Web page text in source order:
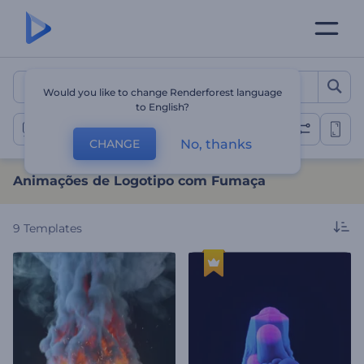
Animações de Logotipo
Apresentação de Logotipo com Fumaça
Animações de Logotipo com Fumaça
9 Templates
Would you like to change Renderforest language
to English?
CHANGE No, thanks